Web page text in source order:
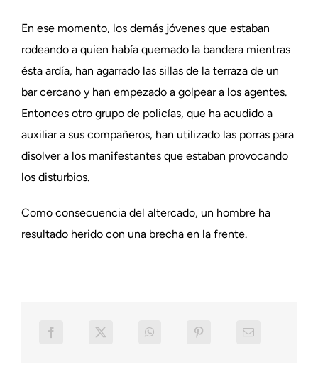
En ese momento, los demás jóvenes que estaban
rodeando a quien había quemado la bandera mientras
ésta ardía, han agarrado las sillas de la terraza de un
bar cercano y han empezado a golpear a los agentes.
Entonces otro grupo de policías, que ha acudido a
auxiliar a sus compañeros, han utilizado las porras para
disolver a los manifestantes que estaban provocando
los disturbios.
Como consecuencia del altercado, un hombre ha
resultado herido con una brecha en la frente.